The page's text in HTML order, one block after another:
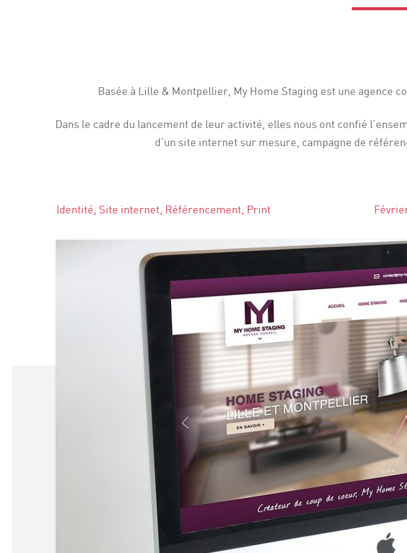
Basée à Lille & Montpellier, My Home Staging est une agence
Dans le cadre du lancement de leur activité, elles nous ont confié
d’un site internet sur mesure, campagne de
Identité, Site internet, Référencement, Print